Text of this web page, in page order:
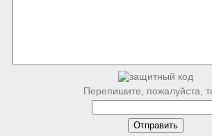
Перепишите, пожалуйста,